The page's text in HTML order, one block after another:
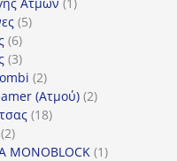
55
66
προϊόντα
33
προϊόντα
22
προϊόντα
(Ατμού) 22
1818
22
προϊόντα
11